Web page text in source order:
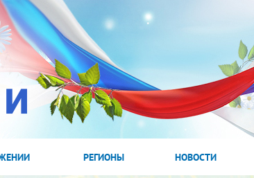
РЕГИОНЫ НОВОСТИ